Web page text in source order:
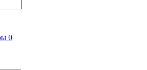
0